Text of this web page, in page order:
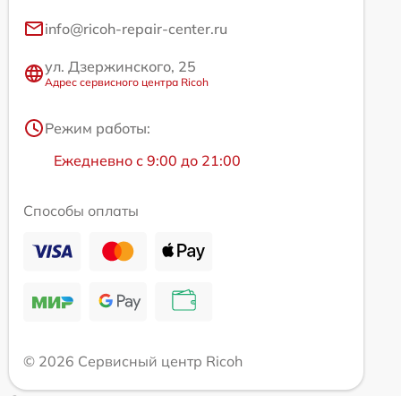
info@ricoh-repair-center.ru
ул. Дзержинского, 25
Адрес сервисного центра Ricoh
Режим работы:
Ежедневно с 9:00 до 21:00
Способы оплаты
© 2026 Сервисный центр Ricoh